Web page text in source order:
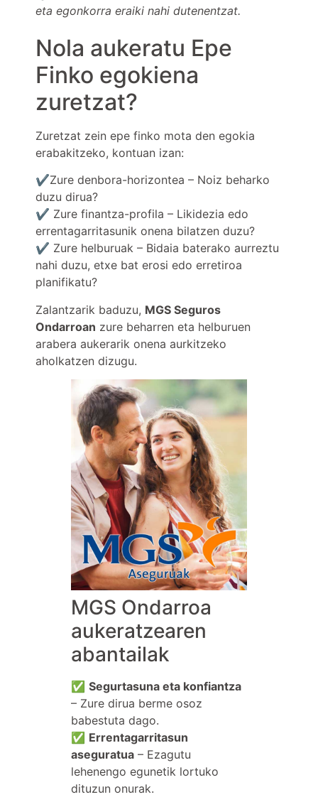
eta egonkorra eraiki nahi dutenentzat.
Nola aukeratu Epe
Finko egokiena
zuretzat?
Zuretzat zein epe finko mota den egokia
erabakitzeko, kontuan izan:
✔️Zure denbora-horizontea – Noiz beharko
duzu dirua?
✔️ Zure finantza-profila – Likidezia edo
errentagarritasunik onena bilatzen duzu?
✔️ Zure helburuak – Bidaia baterako aurreztu
nahi duzu, etxe bat erosi edo erretiroa
planifikatu?
Zalantzarik baduzu, MGS Seguros
Ondarroan zure beharren eta helburuen
arabera aukerarik onena aurkitzeko
aholkatzen dizugu.
MGS Ondarroa
aukeratzearen
abantailak
✅ Segurtasuna eta konfiantza
– Zure dirua berme osoz
babestuta dago.
✅ Errentagarritasun
aseguratua – Ezagutu
lehenengo egunetik lortuko
dituzun onurak.